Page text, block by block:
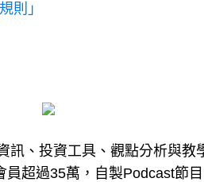
則」
訊、投資工具、觀點分析與教
超過35萬，自製Podcast節